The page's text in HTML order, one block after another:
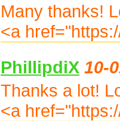
Many thanks!
<a
PhillipdiX 10-
Thanks a lot!
<a